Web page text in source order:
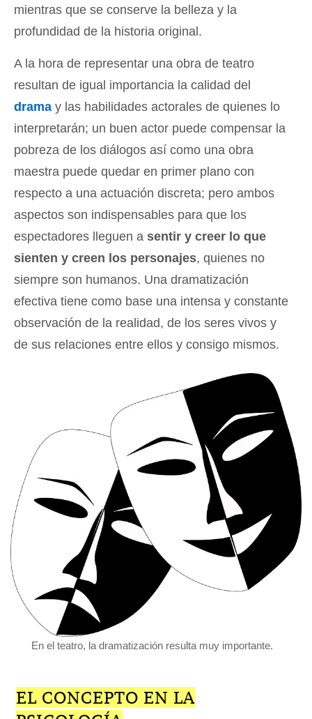
mientras que se conserve la belleza y la
profundidad de la historia original.
A la hora de representar una obra de teatro
resultan de igual importancia la calidad del
drama y las habilidades actorales de quienes lo
interpretarán; un buen actor puede compensar la
pobreza de los diálogos así como una obra
maestra puede quedar en primer plano con
respecto a una actuación discreta; pero ambos
aspectos son indispensables para que los
espectadores lleguen a sentir y creer lo que
sienten y creen los personajes, quienes no
siempre son humanos. Una dramatización
efectiva tiene como base una intensa y constante
observación de la realidad, de los seres vivos y
de sus relaciones entre ellos y consigo mismos.
En el teatro, la dramatización resulta muy importante.
EL CONCEPTO EN LA